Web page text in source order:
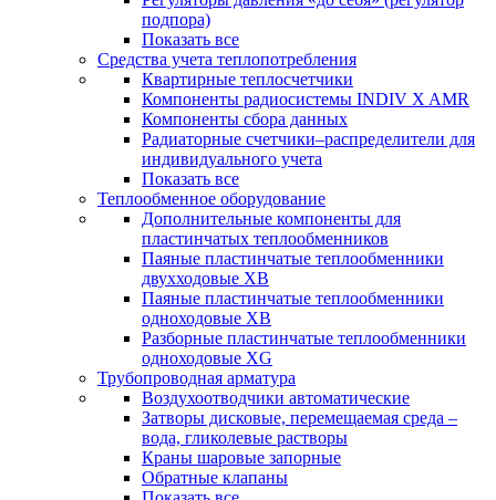
подпора)
Показать все
Средства учета теплопотребления
Квартирные теплосчетчики
Компоненты радиосистемы INDIV X AMR
Компоненты сбора данных
Радиаторные счетчики–распределители для
индивидуального учета
Показать все
Теплообменное оборудование
Дополнительные компоненты для
пластинчатых теплообменников
Паяные пластинчатые теплообменники
двухходовые XB
Паяные пластинчатые теплообменники
одноходовые ХВ
Разборные пластинчатые теплообменники
одноходовые ХG
Трубопроводная арматура
Воздухоотводчики автоматические
Затворы дисковые, перемещаемая среда –
вода, гликолевые растворы
Краны шаровые запорные
Обратные клапаны